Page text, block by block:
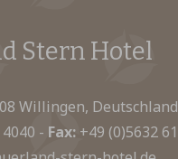
Stern Hotel
Willingen, Deutschland
- Fax: +49 (0)5632